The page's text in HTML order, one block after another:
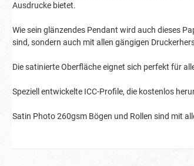
Ausdrucke bietet.
Wie sein glänzendes Pendant wird auch dieses
sind, sondern auch mit allen gängigen
Die satinierte Oberfläche eignet sich perfekt für
Speziell entwickelte ICC-Profile, die kostenlos
Satin Photo 260gsm Bögen und Rollen sind mit